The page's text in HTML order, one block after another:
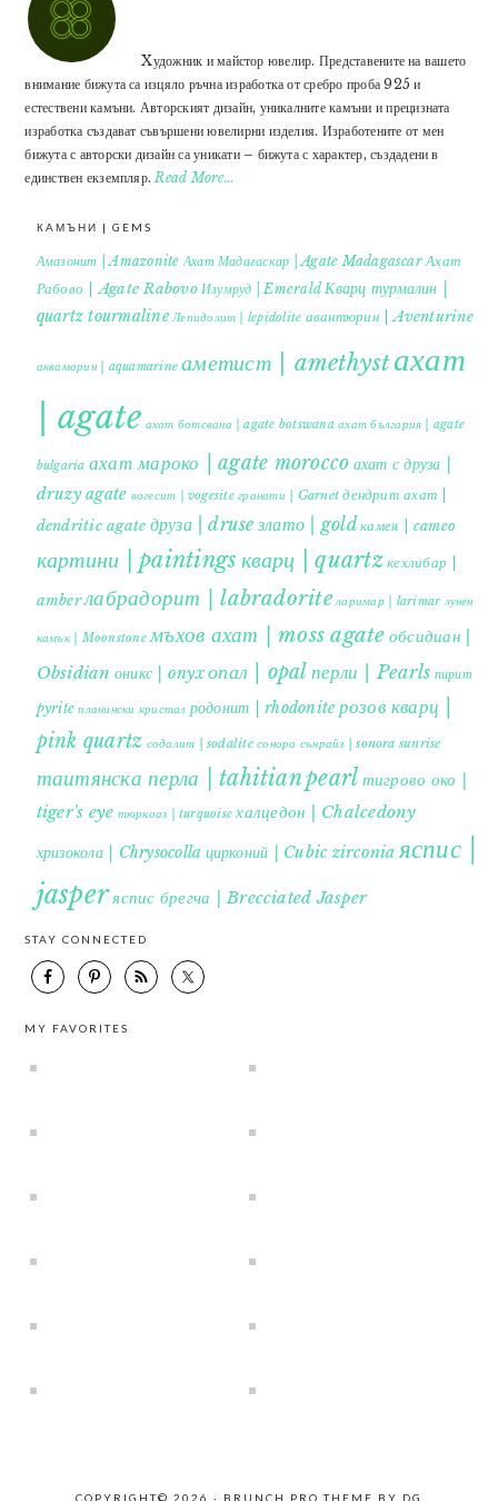
Xудожник и майстор ювелир. Представените на вашето
внимание бижута са изцяло ръчна изработка от сребро проба 925 и
естествени камъни. Авторският дизайн, уникалните камъни и прецизната
изработка създават съвършени ювелирни изделия. Изработените от мен
бижута с авторски дизайн са уникати – бижута с характер, създадени в
единствен екземпляр.Read More…
КАМЪНИ | GEMS
Амазонит | Amazonite Ахат Мадагаскар | Agate Madagascar Ахат
Рабово | Agate Rabovo Изумруд | Emerald Кварц турмалин |
quartz tourmaline Лепидолит | lepidolite авантюрин | Aventurine
аквамарин | aquamarine аметист | amethystахат
| agate ахат ботсвана | agate botswana ахат българия | agate
bulgaria ахат мароко | agate morocco ахат с друза |
druzy agate вогесит | vogesite гранати | Garnet дендрит ахат |
dendritic agate друза | druse злато | gold камея | cameo
картини | paintings кварц | quartzкехлибар |
amberлабрадорит | labradorite ларимар | larimar лунен
камък | Moonstone мъхов ахат | moss agate обсидиан |
Obsidian оникс | onyxопал | opal перли | Pearls пирит |
pyrite планински кристал родонит | rhodonite розов кварц |
pink quartz содалит | sodalite сонора сънрайз | sonora sunrise
таитянска перла | tahitian pearl тигрово око |
tiger's eye тюркоаз | turquoise халцедон | Chalcedony
хризокола | Chrysocolla цирконий | Cubic zirconia яспис |
jasperяспис брегча | Brecciated Jasper
STAY CONNECTED
MY FAVORITES
COPYRIGHT© 2026 · BRUNCH PRO THEME BY DG